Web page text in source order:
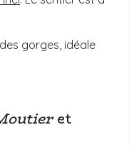
gorges, idéale
et